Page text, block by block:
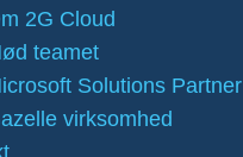
2G Cloud
teamet
Solutions Partner
virksomhed